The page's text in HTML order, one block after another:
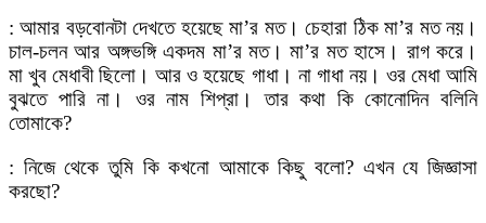
: আমার বড়বোনটা দেখতে হয়েছে মা’র মত। চেহারা ঠিক মা’র মত নয়।
চাল-চলন আর অঙ্গভঙ্গি একদম মা’র মত। মা’র মত হাসে। রাগ করে।
মা খুব মেধাবী ছিলো। আর ও হয়েছে গাধা। না গাধা নয়। ওর মেধা আমি
বুঝতে পারি না। ওর নাম শিপ্রা। তার কথা কি কোনোদিন বলিনি
তোমাকে?
: নিজে থেকে তুমি কি কখনো আমাকে কিছু বলো? এখন যে জিজ্ঞাসা
করছো?